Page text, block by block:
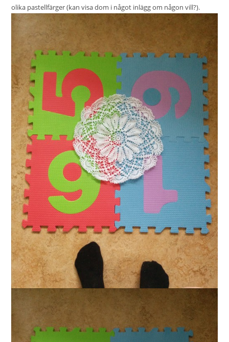
olika pastellfärger (kan visa dom i något inlägg om någon vill?).